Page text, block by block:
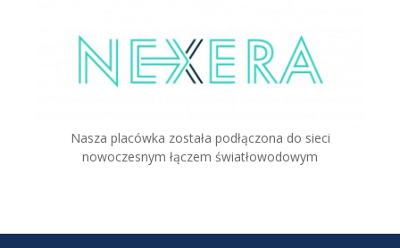
Nasza placówka została podłączona do sieci
nowoczesnym łączem światłowodowym